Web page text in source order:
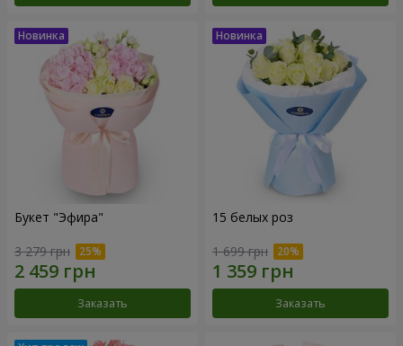
Букет "Эфира"
3 279 грн
Заказать
15 белых роз
1 699 грн
Заказать